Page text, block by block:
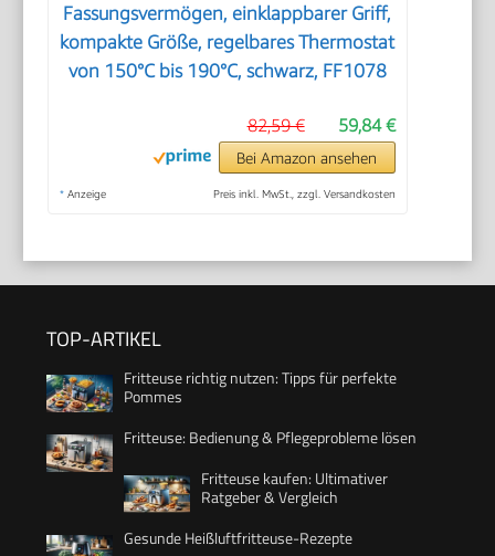
Fassungsvermögen, einklappbarer Griff,
kompakte Größe, regelbares Thermostat
von 150°C bis 190°C, schwarz, FF1078
59,84 €
82,59 €
Bei Amazon ansehen
* Anzeige Preis inkl. MwSt., zzgl. Versandkosten
TOP-ARTIKEL
Fritteuse richtig nutzen: Tipps für perfekte
Pommes
Fritteuse: Bedienung & Pflegeprobleme lösen
Fritteuse kaufen: Ultimativer
Ratgeber & Vergleich
Gesunde Heißluftfritteuse-Rezepte